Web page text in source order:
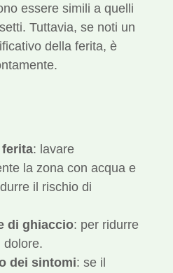
essere simili a quelli
Tuttavia, se noti un
della ferita, è
ferita: lavare
la zona con acqua e
il rischio di
di ghiaccio: per ridurre
dolore.
dei sintomi: se il